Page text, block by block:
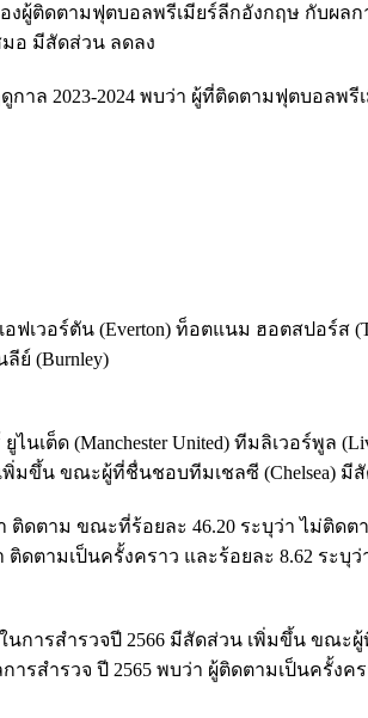
ผู้ติดตามฟุตบอลพรีเมียร์ลีกอังกฤษ กับผลก
อ มีสัดส่วน ลดลง
ล 2023-2024 พบว่า ผู้ที่ติดตามฟุตบอลพรี
ฟเวอร์ตัน (Everton) ท็อตแนม ฮอตสปอร์ส
ลีย์ (Burnley)
เต็ด (Manchester United) ทีมลิเวอร์พูล
พิ่มขึ้น ขณะผู้ที่ชื่นชอบทีมเชลซี (Chelsea) มี
ติดตาม ขณะที่ร้อยละ 46.20 ระบุว่า ไม่ติดต
ดตามเป็นครั้งคราว และร้อยละ 8.62 ระบุ
นการสำรวจปี 2566 มีสัดส่วน เพิ่มขึ้น ขณะ
รสำรวจ ปี 2565 พบว่า ผู้ติดตามเป็นครั้งค